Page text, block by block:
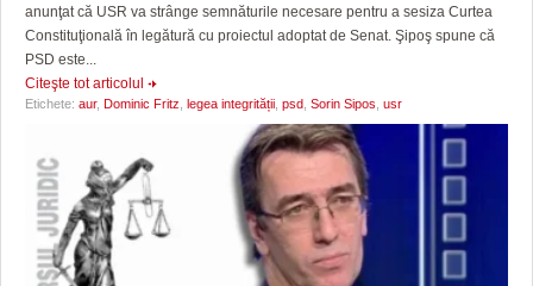
anunţat că USR va strânge semnăturile necesare pentru a sesiza Curtea
Constituţională în legătură cu proiectul adoptat de Senat. Şipoş spune că
PSD este...
Citeşte tot articolul
Etichete: aur, Dominic Fritz legea integrității psd Sorin Sipos usr